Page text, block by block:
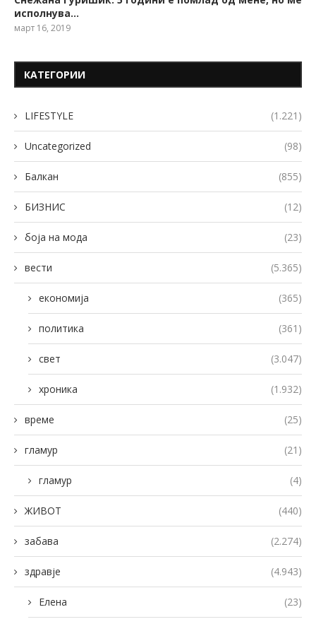
исполнува…
март 16, 2019
КАТЕГОРИИ
LIFESTYLE (1.221)
Uncategorized (98)
Балкан (855)
БИЗНИС (12)
боја на мода (23)
вести (5.365)
економија (365)
политика (361)
свет (3.047)
хроника (1.932)
време (25)
гламур (21)
гламур (4)
ЖИВОТ (440)
забава (2.274)
здравје (4.943)
Елена (23)